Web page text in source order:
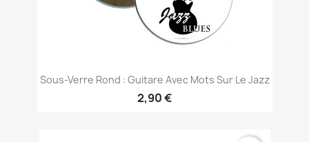
Sous-Verre Rond : Guitare Avec Mots Sur Le Jazz
2,90 €